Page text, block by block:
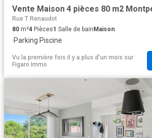
Vente Maison 4 pièces 80 m2
Rue T Renaudot
80 m²4 Pièces1 Salle de bainMaison
·Parking·Piscine
Vu la première fois il y a plus d'un mois sur
Figaro Immo